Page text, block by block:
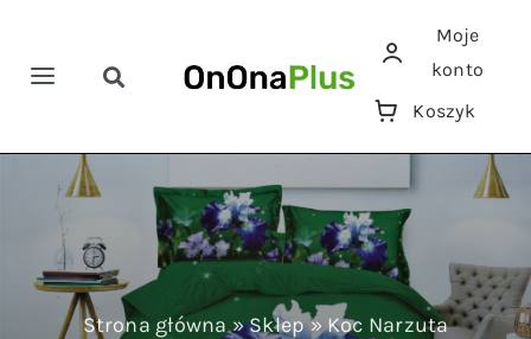
zawartości
Toggle
Pościele
Ręczniki
Toggle
Moje
konto
Koszyk
Strona główna»Sklep»Koc Narzuta